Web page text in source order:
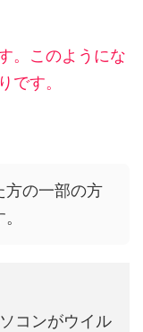
。このようにな
です。
方の一部の方
コンがウイル